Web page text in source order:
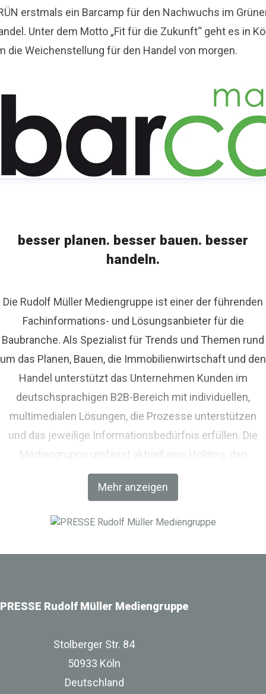
erstmals ein Barcamp für den Nachwuchs im
Unter dem Motto „Fit für die Zukunft“ geht es in
die Weichenstellung für den Handel von morgen.
besser planen. besser bauen. besser
handeln.
Mehr anzeigen
Die Rudolf Müller Mediengruppe ist einer der führenden
Fachinformations- und Lösungsanbieter für die
Baubranche. Als Spezialist für Trends und Themen rund
um das Planen, Bauen, die Immobilienwirtschaft und den
Handel unterstützt das Unternehmen Kunden im
deutschsprachigen B2B-Bereich mit individuellen,
multimedialen Lösungen, die Prozesse unterstützen
und das jeweilige Informationsbedürfnis erfüllen. Die
Mediengruppe umfasst aktuell eine Holding, den
Fachverlag RM Rudolf Müller Medien und mit der BIM
World MUNICH eine Netzwerkplattform für Akteure der
PRESSE Rudolf Müller Mediengruppe
Stolberger Str. 84
50933 Köln
Deutschland